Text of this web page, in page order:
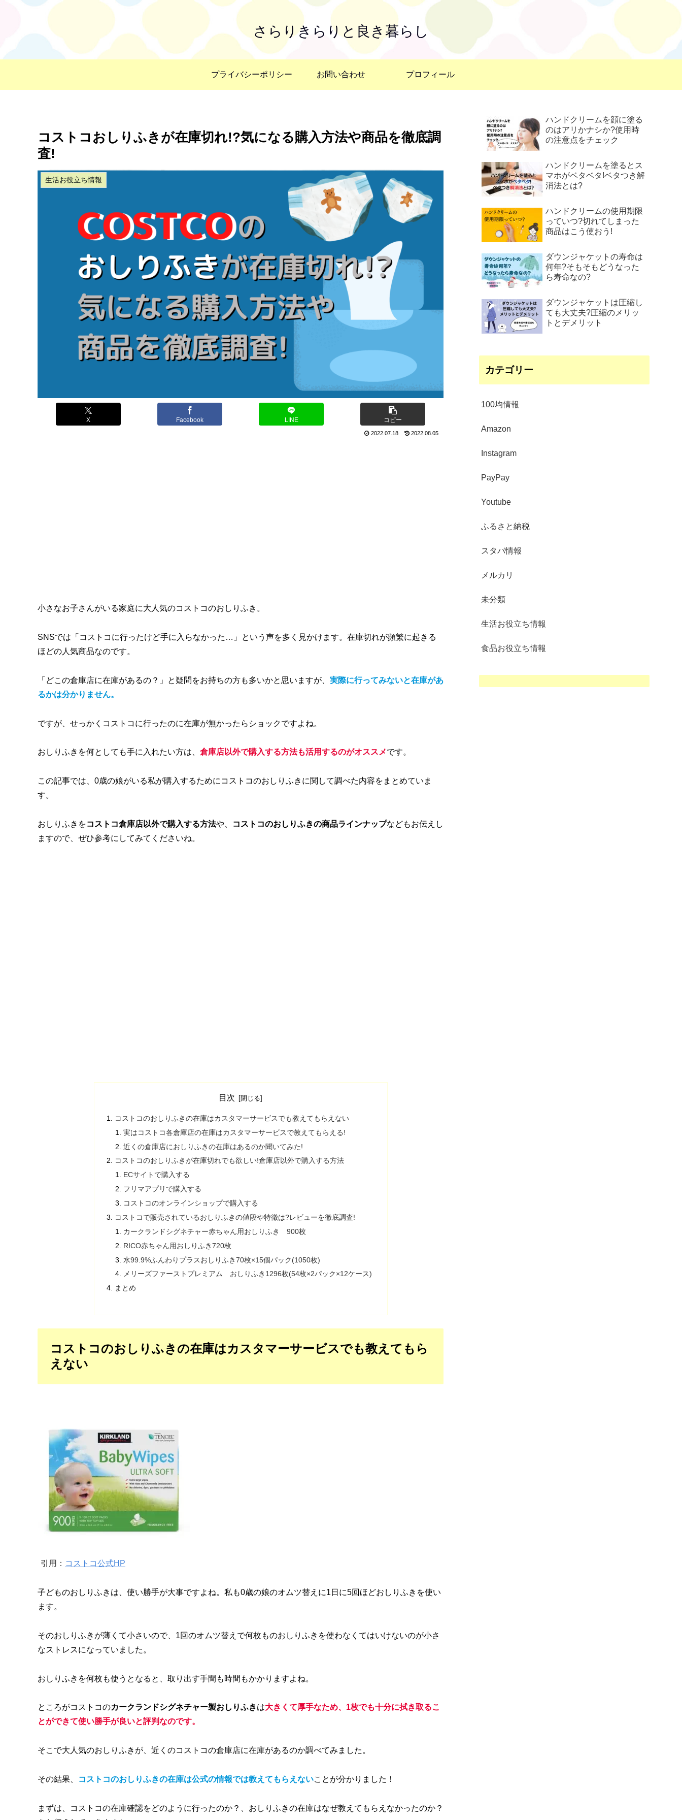
さらりきらりと良き暮らし
プライバシーポリシー お問い合わせ プロフィール
コストコおしりふきが在庫切れ!?気になる購入方法や商品を徹底調
査!
生活お役立ち情報
X Facebook LINE コピー
2022.07.18 2022.08.05
小さなお子さんがいる家庭に大人気のコストコのおしりふき。
SNSでは「コストコに行ったけど手に入らなかった…」という声を多く見かけます。在庫切れが頻繁に起きる
ほどの人気商品なのです。
「どこの倉庫店に在庫があるの？」と疑問をお持ちの方も多いかと思いますが、 実際に行ってみないと在庫があ
るかは分かりません。
ですが、せっかくコストコに行ったのに在庫が無かったらショックですよね。
おしりふきを何としても手に入れたい方は、 倉庫店以外で購入する方法も活用するのがオススメです。
この記事では、0歳の娘がいる私が購入するためにコストコのおしりふきに関して調べた内容をまとめていま
す。
おしりふきをコストコ倉庫店以外で購入する方法や、 コストコのおしりふきの商品ラインナップなどもお伝えし
ますので、 ぜひ参考にしてみてくださいね。
目次
コストコのおしりふきの在庫はカスタマーサービスでも教えてもらえない
実はコストコ各倉庫店の在庫はカスタマーサービスで教えてもらえる!
近くの倉庫店におしりふきの在庫はあるのか聞いてみた!
コストコのおしりふきが在庫切れでも欲しい!倉庫店以外で購入する方法
ECサイトで購入する
フリマアプリで購入する
コストコのオンラインショップで購入する
コストコで販売されているおしりふきの値段や特徴は?レビューを徹底調査!
カークランドシグネチャー赤ちゃん用おしりふき 900枚
RICO赤ちゃん用おしりふき720枚
水99.9%ふんわりプラスおしりふき70枚×15個パック(1050枚)
メリーズファーストプレミアム おしりふき1296枚(54枚×2パック×12ケース)
まとめ
コストコのおしりふきの在庫はカスタマーサービスでも教えてもら
えない
引用： コストコ公式HP
子どものおしりふきは、使い勝手が大事ですよね。私も0歳の娘のオムツ替えに1日に5回ほどおしりふきを使い
ます。
そのおしりふきが薄くて小さいので、1回のオムツ替えで何枚ものおしりふきを使わなくてはいけないのが小さ
なストレスになっていました。
おしりふきを何枚も使うとなると、取り出す手間も時間もかかりますよね。
ところがコストコのカークランドシグネチャー製おしりふきは大きくて厚手なため、1枚でも十分に拭き取るこ
とができて使い勝手が良いと評判なのです。
そこで大人気のおしりふきが、近くのコストコの倉庫店に在庫があるのか調べてみました。
その結果、 コストコのおしりふきの在庫は公式の情報では教えてもらえないことが分かりました！
まずは、コストコの在庫確認をどのように行ったのか？、おしりふきの在庫はなぜ教えてもらえなかったのか？
ハンドクリームを顔に塗る
のはアリかナシか?使用時
の注意点をチェック
ハンドクリームを塗るとス
マホがベタベタ!ベタつき解
消法とは?
ハンドクリームの使用期限
っていつ?切れてしまった
商品はこう使おう!
ダウンジャケットの寿命は
何年?そもそもどうなった
ら寿命なの?
ダウンジャケットは圧縮し
ても大丈夫?圧縮のメリッ
トとデメリット
カテゴリー
100均情報
Amazon
Instagram
PayPay
Youtube
ふるさと納税
スタバ情報
メルカリ
未分類
生活お役立ち情報
食品お役立ち情報